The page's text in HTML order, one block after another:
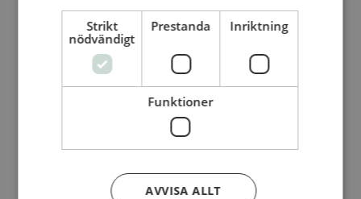
Personalförsäkringar
SAMP – personalförbundet
Kontakt
Kalender
Lediga tjänster
SAU
FÖR FÖRSAMLINGAR
VAD VI GÖR
VAD VI GÖR
Strikt
nödvändigt
Prestanda Inriktning
Funktioner
AVVISA ALLT